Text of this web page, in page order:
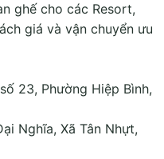
ghế cho các Resort,
giá và vận chuyển ưu
23, Phường Hiệp Bình,
Nghĩa, Xã Tân Nhựt,